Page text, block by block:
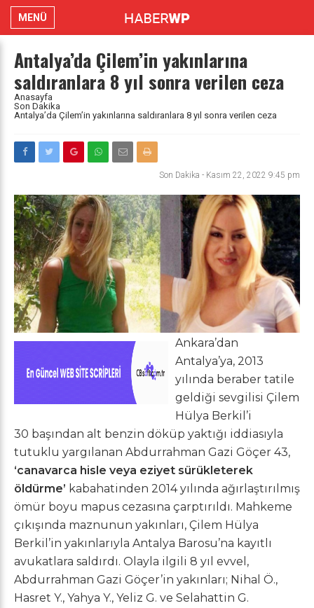
MENÜ
Antalya’da Çilem’in yakınlarına
saldıranlara 8 yıl sonra verilen ceza
Anasayfa
Son Dakika
Antalya’da Çilem’in yakınlarına saldıranlara 8 yıl sonra verilen ceza
Son Dakika - Kasım 22, 2022 9:45 pm
Ankara’dan
Antalya’ya, 2013
yılında beraber tatile
geldiği sevgilisi Çilem
Hülya Berkil’i
30 başından alt benzin döküp yaktığı iddiasıyla
tutuklu yargılanan Abdurrahman Gazi Göçer 43,
‘canavarca hisle veya eziyet sürükleterek
öldürme’ kabahatinden 2014 yılında ağırlaştırılmış
ömür boyu mapus cezasına çarptırıldı. Mahkeme
çıkışında maznunun yakınları, Çilem Hülya
Berkil’in yakınlarıyla Antalya Barosu’na kayıtlı
avukatlara saldırdı. Olayla ilgili 8 yıl evvel,
Abdurrahman Gazi Göçer’in yakınları; Nihal Ö.,
Hasret Y., Yahya Y., Yeliz G. ve Selahattin G.